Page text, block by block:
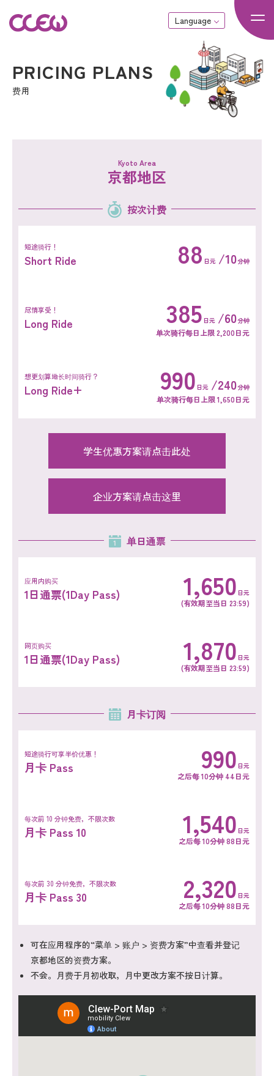
Language
费用
Kyoto Area
京都地区
按次计费
短途骑行！
Short Ride 88 日元 /10分钟
尽情享受！
Long Ride 385 日元 /60分钟
单次骑行每日上限 2,200日元
想更划算地长时间骑行？
Long Ride+ 990 日元 /240分钟
单次骑行每日上限 1,650日元
学生优惠方案请点击此处
企业方案请点击这里
单日通票
应用内购买
1日通票(1Day Pass) 1,650 日元
(有效期至当日 23:59)
网页购买
1日通票(1Day Pass) 1,870 日元
(有效期至当日 23:59)
月卡订阅
短途骑行可享半价优惠！
月卡 Pass 990 日元
之后每 10分钟 44日元
每次前 10 分钟免费，不限次数
月卡 Pass 10 1,540 日元
之后每 10分钟 88日元
每次前 30 分钟免费，不限次数
月卡 Pass 30 2,320 日元
之后每 10分钟 88日元
可在应用程序的“菜单 > 账户 > 资费方案”中查看并登记
京都地区的资费方案。
不会。月费于月初收取，月中更改方案不按日计算。